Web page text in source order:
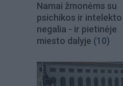
Namai žmonėms su
psichikos ir intelekto
negalia - ir pietinėje
miesto dalyje (10)